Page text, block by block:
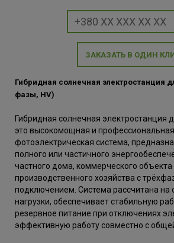
ЗАКАЗАТЬ В ОДИН
Гибридная солнечная электростанция
фазы, HV)
Гибридная солнечная электростанция
это высокомощная и профессиональная
фотоэлектрическая система,
полного или частичного
частного дома, коммерческого объекта
производственного хозяйства с
подключением. Система рассчитана на
нагрузки, обеспечивает стабильную
резервное питание при отключениях
эффективную работу совместно с